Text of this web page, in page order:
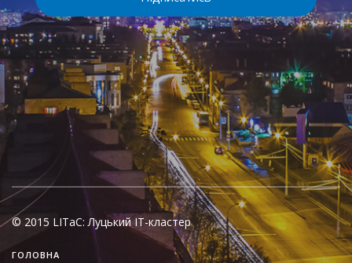
© 2015 LITaC: Луцький ІТ-кластер
ГОЛОВНА